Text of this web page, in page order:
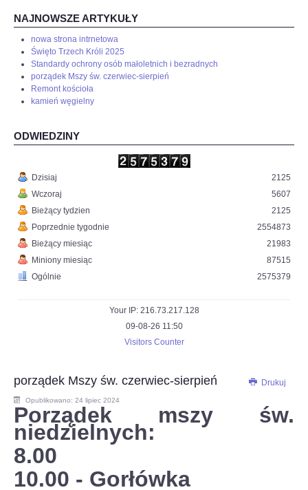
NAJNOWSZE ARTYKUŁY
nowa strona intrnetowa
Święto Trzech Króli 2025
Standardy ochrony osób małoletnich i bezradnych
porządek Mszy św. czerwiec-sierpień
Remont kościoła
kamień węgielny
ODWIEDZINY
Dzisiaj
Wczoraj
Bieżący tydzien
Poprzednie tygodnie
Bieżący miesiąc
Miniony miesiąc
Ogólnie
2125
5607
2125
2554873
21983
87515
2575379
Your IP: 216.73.217.128
09-08-26 11:50
Visitors Counter
Drukuj
porządek Mszy św. czerwiec-sierpień
Opublikowano: 24 lipiec 2024
Porządek mszy św.
niedzielnych:
8.00
10.00 - Gorłówka